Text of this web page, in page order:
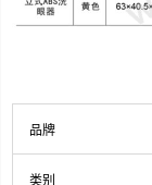
品牌
类别